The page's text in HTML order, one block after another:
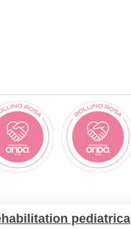
pediatrica